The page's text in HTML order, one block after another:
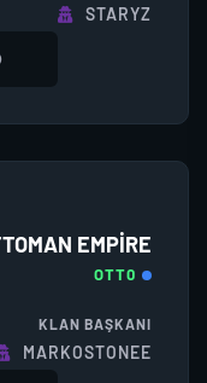
STARYZ
EMPİRE
OTT0
KLAN BAŞKANI
MARKOSTONEE